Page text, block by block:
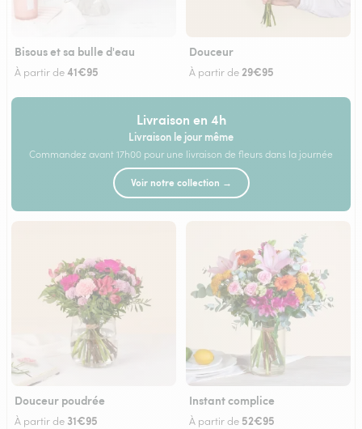
Bisous et sa bulle d'eau
À partir de41€95
Douceur
À partir de29€95
Livraison en 4h
Livraison le jour même
Commandez avant 17h00 pour une livraison de fleurs dans la journée
Voir notre collection →
Douceur poudrée
À partir de 31€95
Instant complice
À partir de 52€95